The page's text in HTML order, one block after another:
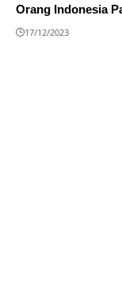
Orang Indonesia
17/12/2023